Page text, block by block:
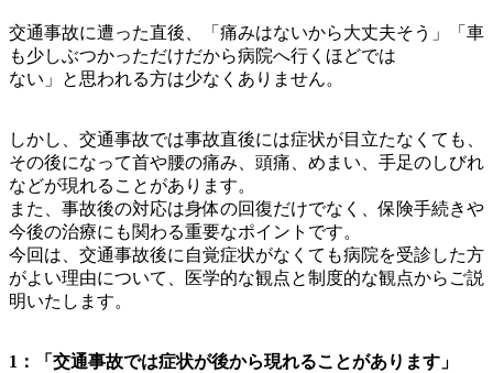
交通事故に遭った直後、「痛みはないから大丈夫そう」「車
も少しぶつかっただけだから病院へ行くほどでは
ない」と思われる方は少なくありません。
しかし、交通事故では事故直後には症状が目立たなくても、
その後になって首や腰の痛み、頭痛、めまい、手足のしびれ
などが現れることがあります。
また、事故後の対応は身体の回復だけでなく、保険手続きや
今後の治療にも関わる重要なポイントです。
今回は、交通事故後に自覚症状がなくても病院を受診した方
がよい理由について、医学的な観点と制度的な観点からご説
明いたします。
1：「交通事故では症状が後から現れることがあります」